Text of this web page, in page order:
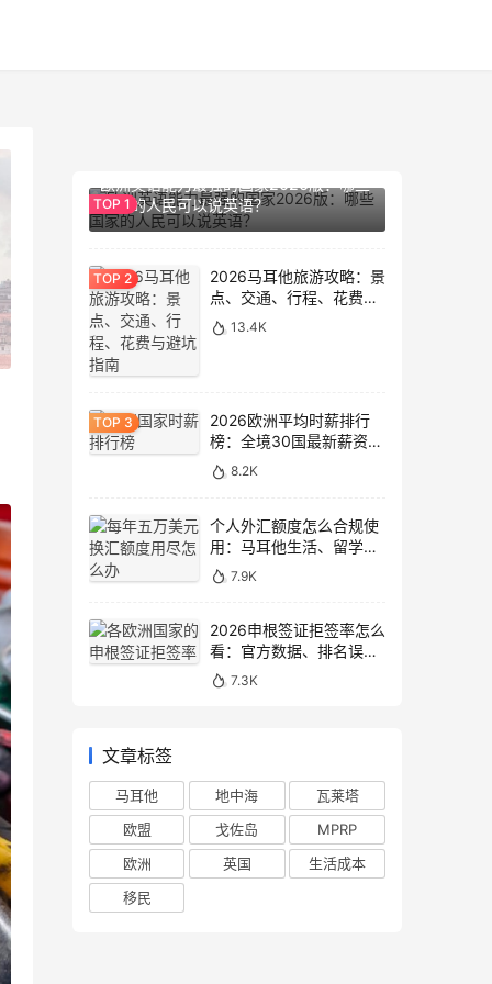
欧洲英语能力最强的国家2026版：哪些
国家的人民可以说英语？
2026马耳他旅游攻略：景
点、交通、行程、花费与
避坑指南
13.4K
2026欧洲平均时薪排行
榜：全境30国最新薪资数
据大盘点
8.2K
个人外汇额度怎么合规使
用：马耳他生活、留学与
移民场景说明
7.9K
2026申根签证拒签率怎么
看：官方数据、排名误区
和申请避坑
7.3K
文章标签
马耳他 地中海
瓦莱塔
欧盟
戈佐岛
MPRP
欧洲
英国
生活成本
移民